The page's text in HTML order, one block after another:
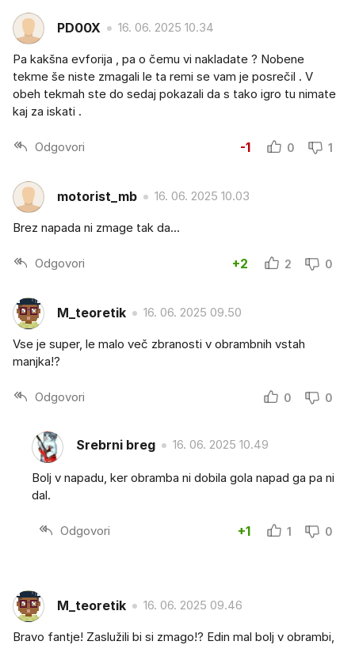
PD00X 16. 06. 2025 10.34
Pa kakšna evforija , pa o čemu vi nakladate ? Nobene
tekme še niste zmagali le ta remi se vam je posrečil . V
obeh tekmah ste do sedaj pokazali da s tako igro tu nimate
kaj za iskati .
Odgovori -1 0 1
motorist_mb 16. 06. 2025 10.03
Brez napada ni zmage tak da...
Odgovori +2 2 0
M_teoretik 16. 06. 2025 09.50
Vse je super, le malo več zbranosti v obrambnih vstah
manjka!?
Odgovori 0 0
Srebrni breg 16. 06. 2025 10.49
Bolj v napadu, ker obramba ni dobila gola napad ga pa ni
dal.
Odgovori +1 1 0
M_teoretik 16. 06. 2025 09.46
Bravo fantje! Zaslužili bi si zmago!? Edin mal bolj v obrambi,